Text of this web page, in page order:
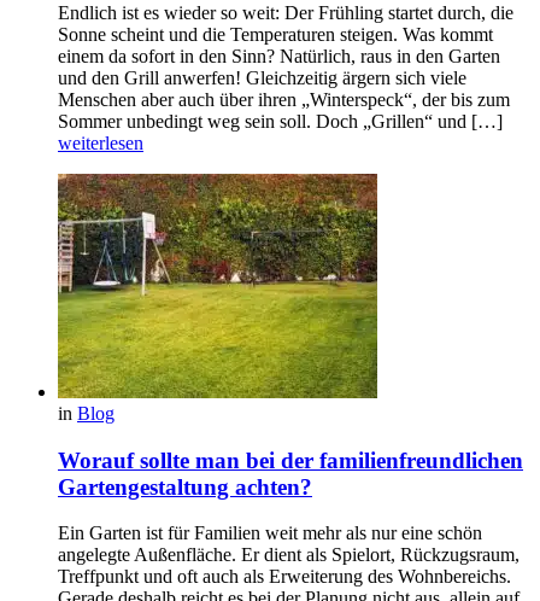
Endlich ist es wieder so weit: Der Frühling startet durch, die
Sonne scheint und die Temperaturen steigen. Was kommt
einem da sofort in den Sinn? Natürlich, raus in den Garten
und den Grill anwerfen! Gleichzeitig ärgern sich viele
Menschen aber auch über ihren „Winterspeck“, der bis zum
Sommer unbedingt weg sein soll. Doch „Grillen“ und […]
weiterlesen
in Blog
Worauf sollte man bei der familienfreundlichen
Gartengestaltung achten?
Ein Garten ist für Familien weit mehr als nur eine schön
angelegte Außenfläche. Er dient als Spielort, Rückzugsraum,
Treffpunkt und oft auch als Erweiterung des Wohnbereichs.